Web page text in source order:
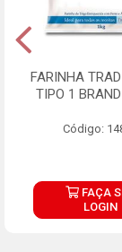
FARINHA
TIPO 1
Código:
FAÇA
LOGIN